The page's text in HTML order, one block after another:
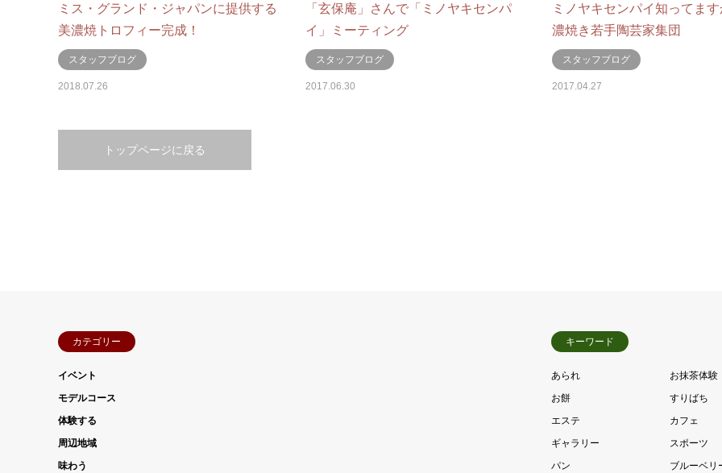
ミス・グランド・ジャパンに提供する
美濃焼トロフィー完成！
スタッフブログ
2018.07.26
「玄保庵」さんで「ミノヤキセンパ
イ」ミーティング
スタッフブログ
2017.06.30
ミノヤキセンパイ知ってま
濃焼き若手陶芸家集団
スタッフブログ
2017.04.27
トップページに戻る
カテゴリー
イベント
モデルコース
体験する
周辺地域
味わう
キーワード
あられ お抹茶体験
お餅
すりばち
エステ
カフェ
ギャラリー
スポーツ
パン
ブルーベリ